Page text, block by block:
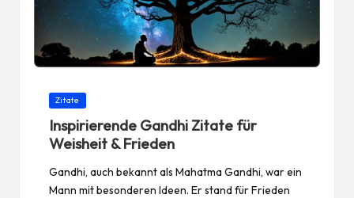
Posted
Zitate
Inspirierende Gandhi Zitate für
Weisheit & Frieden
Gandhi, auch bekannt als Mahatma Gandhi, war ein
Mann mit besonderen Ideen. Er stand für Frieden